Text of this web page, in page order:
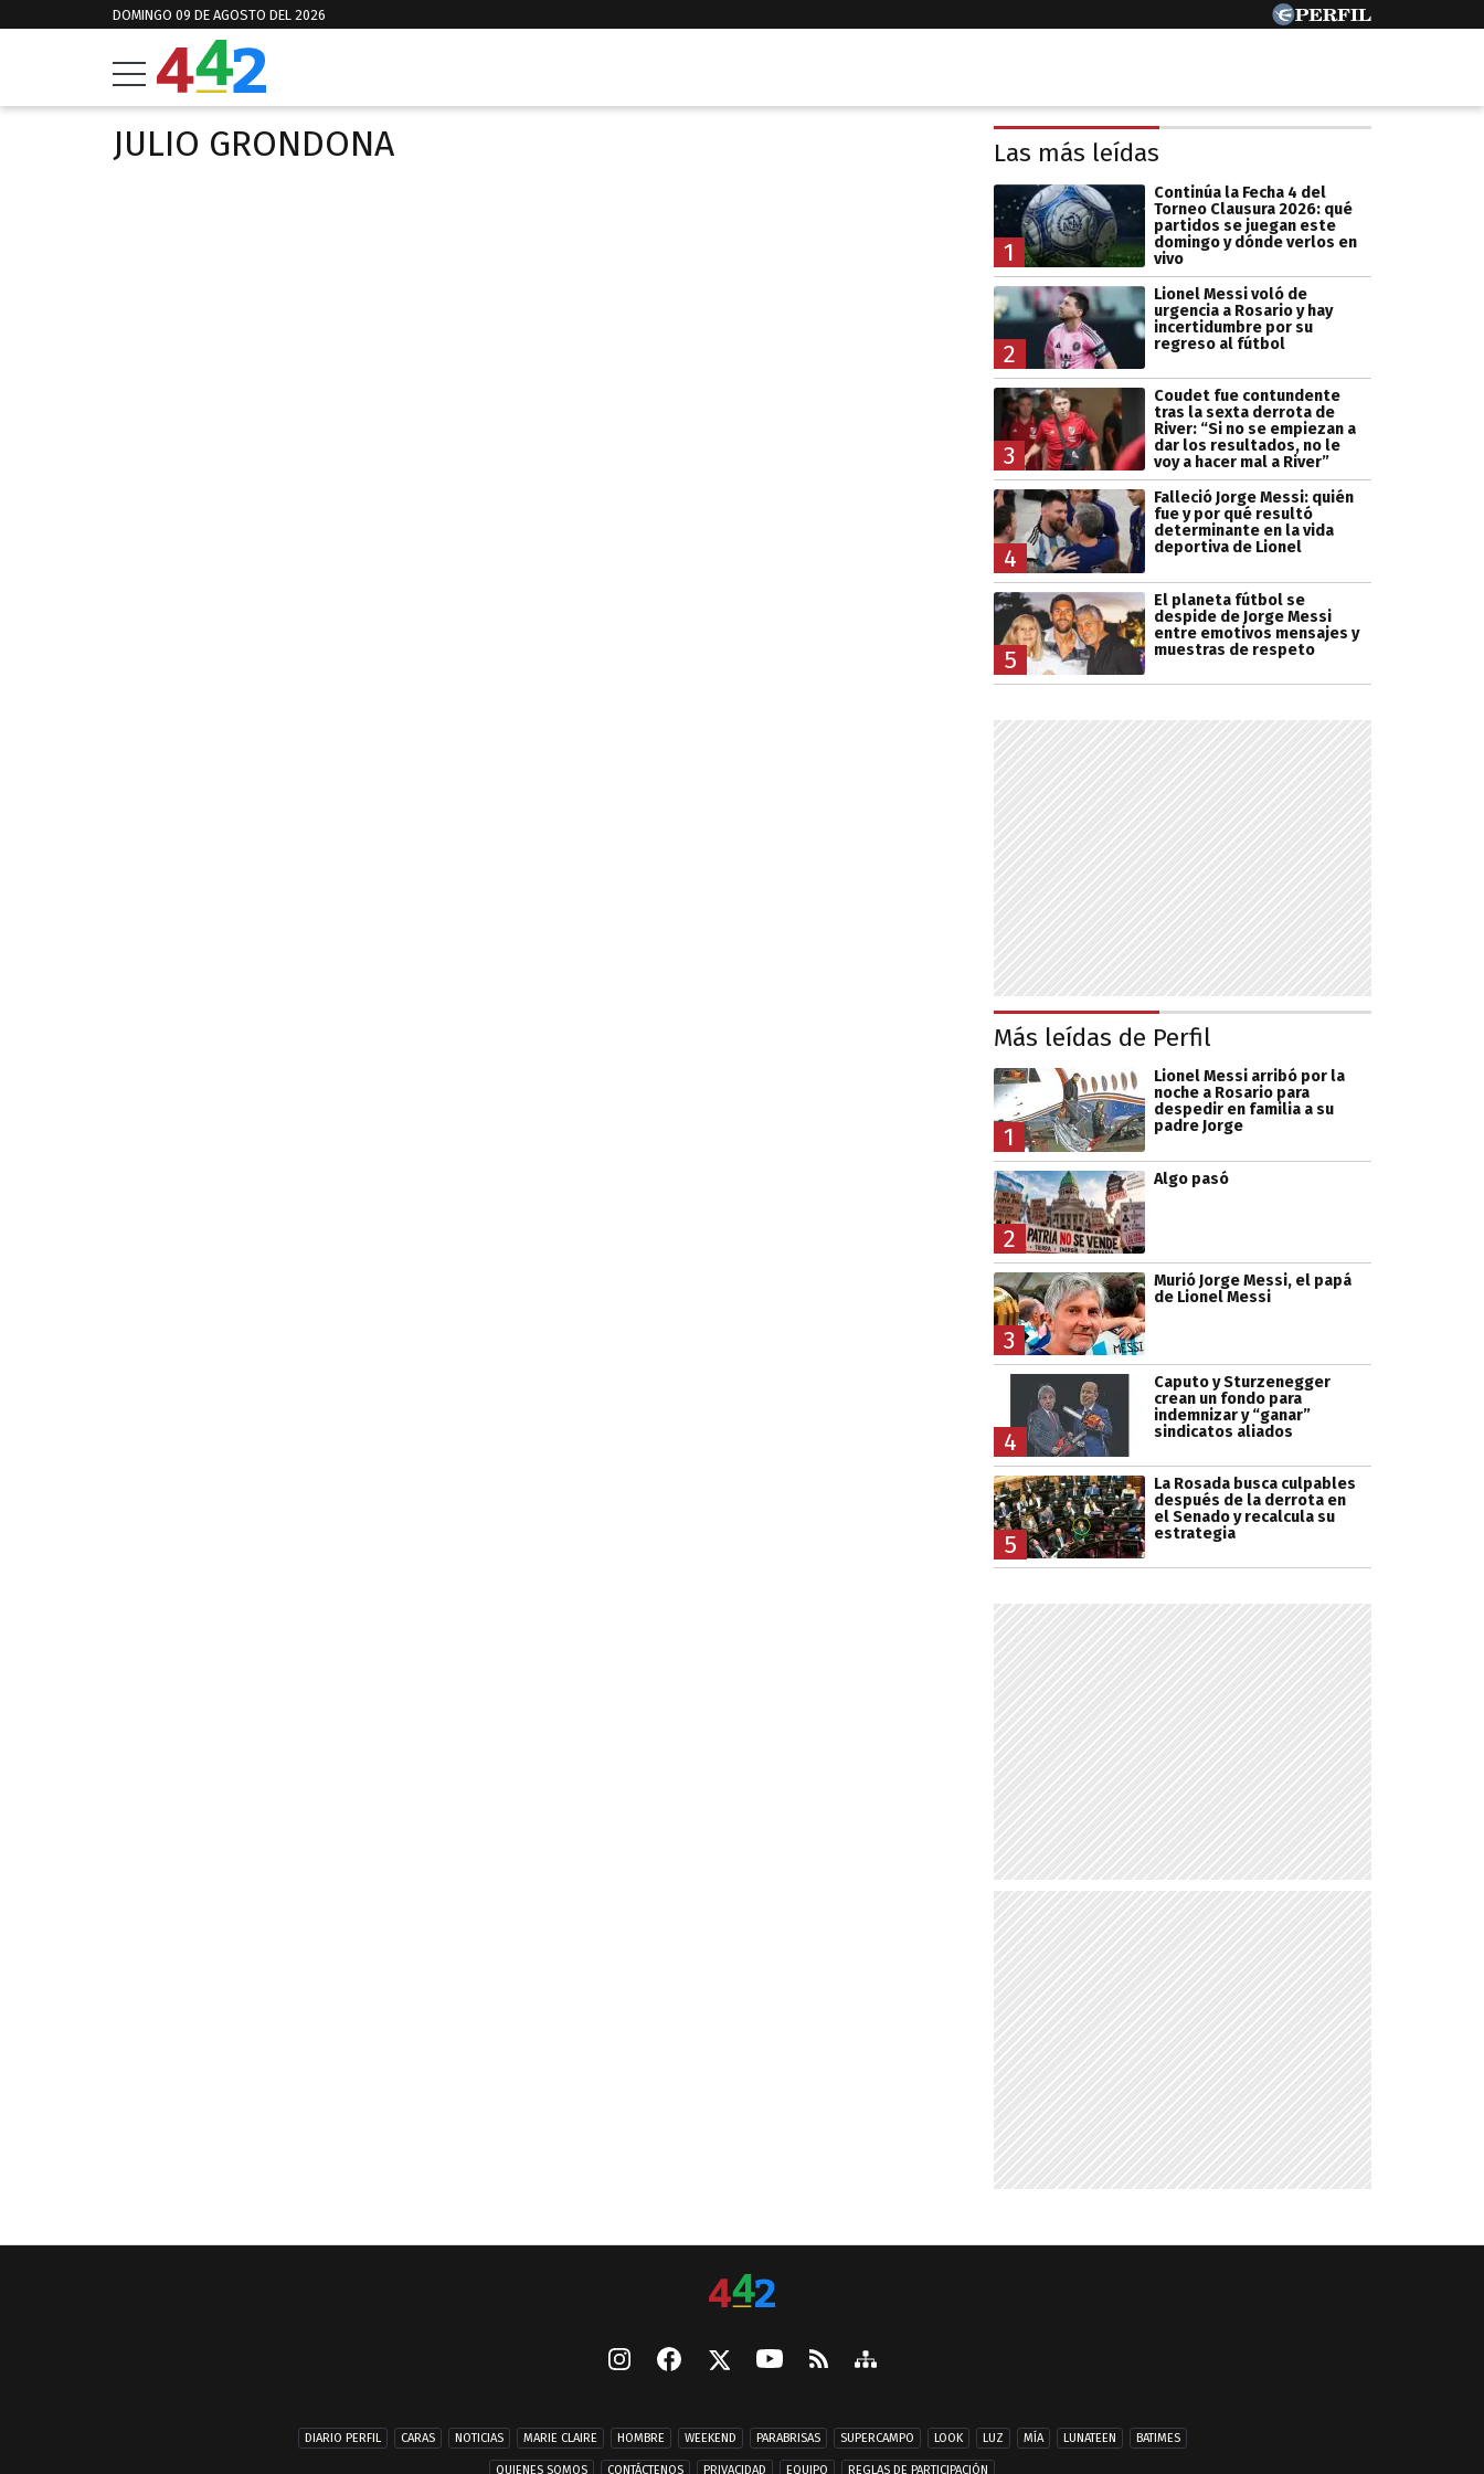
DOMINGO 09 DE AGOSTO DEL 2026
JULIO GRONDONA Las más leídas
1
Continúa la Fecha 4 del
Torneo Clausura 2026: qué
partidos se juegan este
domingo y dónde verlos en
vivo
2
Lionel Messi voló de
urgencia a Rosario y hay
incertidumbre por su
regreso al fútbol
3
Coudet fue contundente
tras la sexta derrota de
River: “Si no se empiezan a
dar los resultados, no le
voy a hacer mal a River”
4
Falleció Jorge Messi: quién
fue y por qué resultó
determinante en la vida
deportiva de Lionel
5
El planeta fútbol se
despide de Jorge Messi
entre emotivos mensajes y
muestras de respeto
Más leídas de Perfil
1
Lionel Messi arribó por la
noche a Rosario para
despedir en familia a su
padre Jorge
2
Algo pasó
3
Murió Jorge Messi, el papá
de Lionel Messi
4
Caputo y Sturzenegger
crean un fondo para
indemnizar y “ganar”
sindicatos aliados
5
La Rosada busca culpables
después de la derrota en
el Senado y recalcula su
estrategia
DIARIO PERFIL CARAS NOTICIAS MARIE CLAIRE HOMBRE WEEKEND PARABRISAS SUPERCAMPO LOOK LUZ MÍA LUNATEEN BATIMES
QUIENES SOMOS CONTÁCTENOS PRIVACIDAD EQUIPO REGLAS DE PARTICIPACIÓN